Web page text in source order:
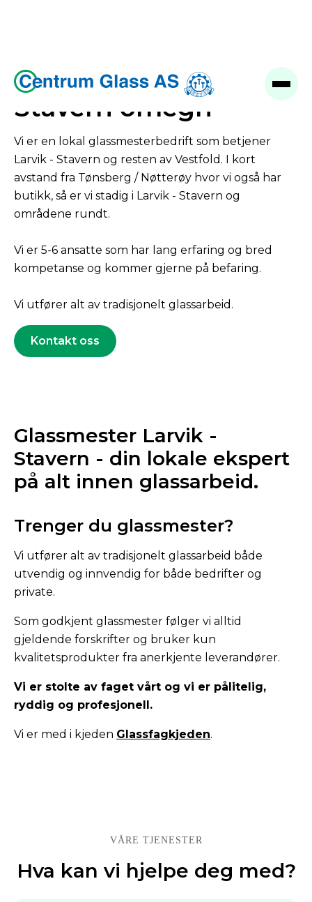
Glassmester Larvik-
Stavern omegn
Vi er en lokal glassmesterbedrift som betjener
Larvik - Stavern og resten av Vestfold. I kort
avstand fra Tønsberg / Nøtterøy hvor vi også har
butikk, så er vi stadig i Larvik - Stavern og
områdene rundt.
Vi er 5-6 ansatte som har lang erfaring og bred
kompetanse og kommer gjerne på befaring.
Vi utfører alt av tradisjonelt glassarbeid.
Kontakt oss
Glassmester Larvik -
Stavern - din lokale ekspert
på alt innen glassarbeid.
Trenger du glassmester?
Vi utfører alt av tradisjonelt glassarbeid både
utvendig og innvendig for både bedrifter og
private.
Som godkjent glassmester følger vi alltid
gjeldende forskrifter og bruker kun
kvalitetsprodukter fra anerkjente leverandører.
Vi er stolte av faget vårt og vi er pålitelig,
ryddig og profesjonell.
Vi er med i kjeden Glassfagkjeden.
VÅRE TJENESTER
Hva kan vi hjelpe deg med?